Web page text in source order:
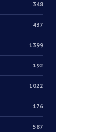
348
437
1399
192
1022
176
587